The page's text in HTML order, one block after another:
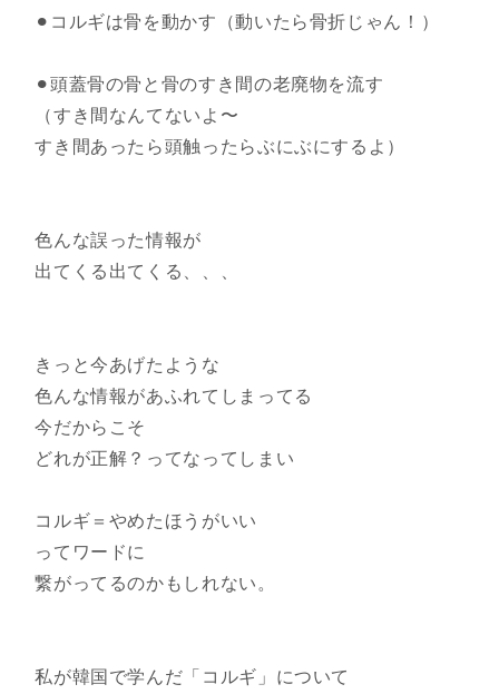
⚫︎コルギは骨を動かす（動いたら骨折じゃん！）
⚫︎頭蓋骨の骨と骨のすき間の老廃物を流す
（すき間なんてないよ〜
すき間あったら頭触ったらぶにぶにするよ）
色んな誤った情報が
出てくる出てくる、、、
きっと今あげたような
色んな情報があふれてしまってる
今だからこそ
どれが正解？ってなってしまい
コルギ＝やめたほうがいい
ってワードに
繋がってるのかもしれない。
私が韓国で学んだ「コルギ」について